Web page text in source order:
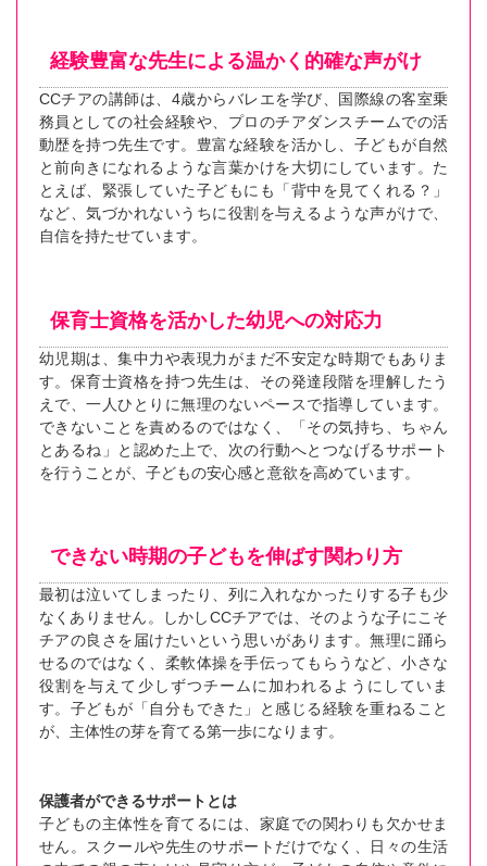
経験豊富な先生による温かく的確な声がけ
CCチアの講師は、4歳からバレエを学び、国際線の客室乗
務員としての社会経験や、プロのチアダンスチームでの活
動歴を持つ先生です。豊富な経験を活かし、子どもが自然
と前向きになれるような言葉かけを大切にしています。た
とえば、緊張していた子どもにも「背中を見てくれる？」
など、気づかれないうちに役割を与えるような声がけで、
自信を持たせています。
保育士資格を活かした幼児への対応力
幼児期は、集中力や表現力がまだ不安定な時期でもありま
す。保育士資格を持つ先生は、その発達段階を理解したう
えで、一人ひとりに無理のないペースで指導しています。
できないことを責めるのではなく、「その気持ち、ちゃん
とあるね」と認めた上で、次の行動へとつなげるサポート
を行うことが、子どもの安心感と意欲を高めています。
できない時期の子どもを伸ばす関わり方
最初は泣いてしまったり、列に入れなかったりする子も少
なくありません。しかしCCチアでは、そのような子にこそ
チアの良さを届けたいという思いがあります。無理に踊ら
せるのではなく、柔軟体操を手伝ってもらうなど、小さな
役割を与えて少しずつチームに加われるようにしていま
す。子どもが「自分もできた」と感じる経験を重ねること
が、主体性の芽を育てる第一歩になります。
保護者ができるサポートとは
子どもの主体性を育てるには、家庭での関わりも欠かせま
せん。スクールや先生のサポートだけでなく、日々の生活